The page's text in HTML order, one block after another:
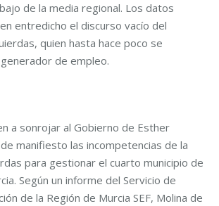
de la media regional. Los datos
entredicho el discurso vacío del
quien hasta hace poco se
de empleo.
a sonrojar al Gobierno de Esther
manifiesto las incompetencias de la
para gestionar el cuarto municipio de
Según un informe del Servicio de
de la Región de Murcia SEF, Molina de